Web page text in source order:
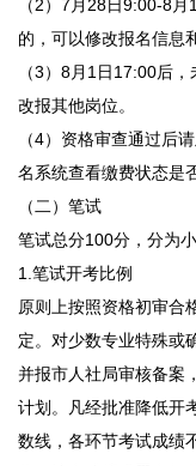
（2）7月28日9:00-8
的，可以修改报名信息
（3）8月1日17:00后
改报其他岗位。
（4）资格审查通过后
名系统查看缴费状态是
（二）笔试
笔试总分100分，分为
1.笔试开考比例
原则上按照资格初审合
定。对少数专业特殊或
并报市人社局审核备案
计划。凡经批准降低开
数线，各环节考试成绩